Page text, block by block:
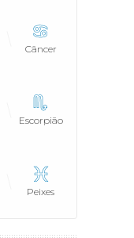
Câncer
Escorpião
Peixes